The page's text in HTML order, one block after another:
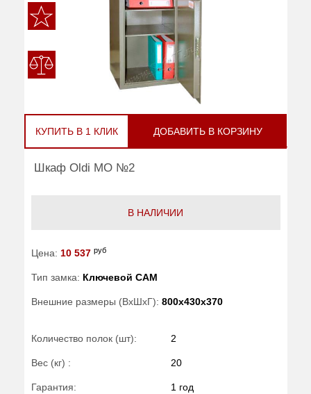
КУПИТЬ В 1 КЛИК ДОБАВИТЬ В КОРЗИНУ
Шкаф Oldi МО №2
В НАЛИЧИИ
Цена: 10 537 руб
Тип замка: Ключевой САМ
Внешние размеры (ВхШхГ): 800x430x370
Количество полок (шт): 2
Вес (кг) : 20
Гарантия: 1 год